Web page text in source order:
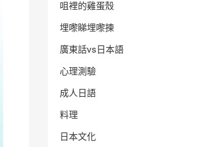
咀裡的雞蛋殼
埋嚟睇埋嚟揀
廣東話vs日本語
心理測驗
成人日語
料理
日本文化